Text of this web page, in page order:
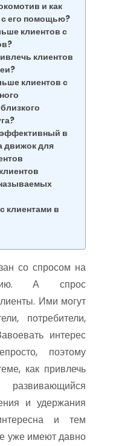
и как
с его помощью?
клиентов с
клиентов
клиентов с
в
движок для
клиентами в
со спросом на
А спрос
Ими могут
потребители,
интерес
поэтому
как привлечь
и удержания
и тем
уже имеют давно